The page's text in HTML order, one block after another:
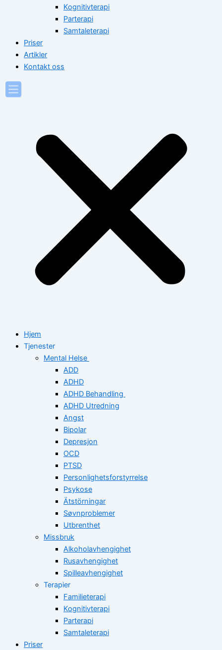
Kognitivterapi
Parterapi
Samtaleterapi
Priser
Artikler
Kontakt oss
Hjem
Tjenester
Mental Helse
ADD
ADHD
ADHD Behandling
ADHD Utredning
Angst
Bipolar
Depresjon
OCD
PTSD
Personlighetsforstyrrelse
Psykose
Ätstörningar
Søvnproblemer
Utbrenthet
Missbruk
Alkoholavhengighet
Rusavhengighet
Spilleavhengighet
Terapier
Familieterapi
Kognitivterapi
Parterapi
Samtaleterapi
Priser